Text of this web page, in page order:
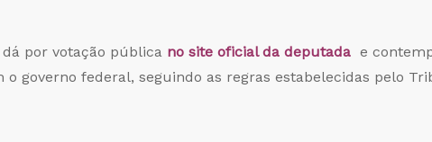
por votação pública no site oficial da deputada e
governo federal, seguindo as regras estabelecidas pelo